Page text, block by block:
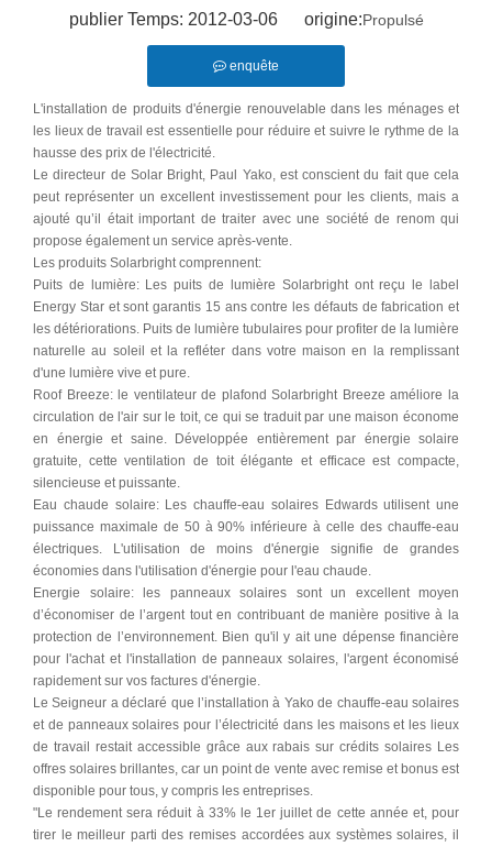
publier Temps: 2012-03-06 origine:Propulsé
enquête
L'installation de produits d'énergie renouvelable dans les ménages et
les lieux de travail est essentielle pour réduire et suivre le rythme de la
hausse des prix de l'électricité.
Le directeur de Solar Bright, Paul Yako, est conscient du fait que cela
peut représenter un excellent investissement pour les clients, mais a
ajouté qu’il était important de traiter avec une société de renom qui
propose également un service après-vente.
Les produits Solarbright comprennent:
Puits de lumière: Les puits de lumière Solarbright ont reçu le label
Energy Star et sont garantis 15 ans contre les défauts de fabrication et
les détériorations. Puits de lumière tubulaires pour profiter de la lumière
naturelle au soleil et la refléter dans votre maison en la remplissant
d'une lumière vive et pure.
Roof Breeze: le ventilateur de plafond Solarbright Breeze améliore la
circulation de l'air sur le toit, ce qui se traduit par une maison économe
en énergie et saine. Développée entièrement par énergie solaire
gratuite, cette ventilation de toit élégante et efficace est compacte,
silencieuse et puissante.
Eau chaude solaire: Les chauffe-eau solaires Edwards utilisent une
puissance maximale de 50 à 90% inférieure à celle des chauffe-eau
électriques. L'utilisation de moins d'énergie signifie de grandes
économies dans l'utilisation d'énergie pour l'eau chaude.
Energie solaire: les panneaux solaires sont un excellent moyen
d’économiser de l’argent tout en contribuant de manière positive à la
protection de l’environnement. Bien qu'il y ait une dépense financière
pour l'achat et l'installation de panneaux solaires, l'argent économisé
rapidement sur vos factures d'énergie.
Le Seigneur a déclaré que l’installation à Yako de chauffe-eau solaires
et de panneaux solaires pour l’électricité dans les maisons et les lieux
de travail restait accessible grâce aux rabais sur crédits solaires Les
offres solaires brillantes, car un point de vente avec remise et bonus est
disponible pour tous, y compris les entreprises.
"Le rendement sera réduit à 33% le 1er juillet de cette année et, pour
tirer le meilleur parti des remises accordées aux systèmes solaires, il